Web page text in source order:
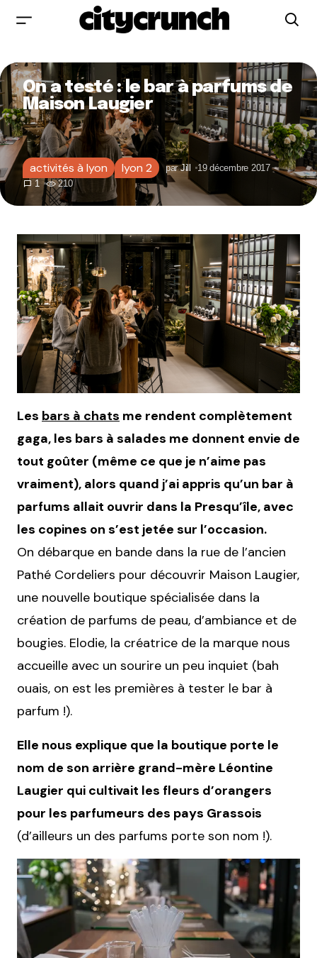
On a testé : le bar à parfums de
Maison Laugier
activités à lyon lyon 2 par Jill
19 décembre 2017
1
210
Les bars à chats me rendent complètement
gaga, les bars à salades me donnent envie de
tout goûter (même ce que je n’aime pas
vraiment), alors quand j’ai appris qu’un bar à
parfums allait ouvrir dans la Presqu’île, avec
les copines on s’est jetée sur l’occasion.
On débarque en bande dans la rue de l’ancien
Pathé Cordeliers pour découvrir Maison Laugier,
une nouvelle boutique spécialisée dans la
création de parfums de peau, d’ambiance et de
bougies. Elodie, la créatrice de la marque nous
accueille avec un sourire un peu inquiet (bah
ouais, on est les premières à tester le bar à
parfum !).
Elle nous explique que la boutique porte le
nom de son arrière grand-mère Léontine
Laugier qui cultivait les fleurs d’orangers
pour les parfumeurs des pays Grassois
(d’ailleurs un des parfums porte son nom !).